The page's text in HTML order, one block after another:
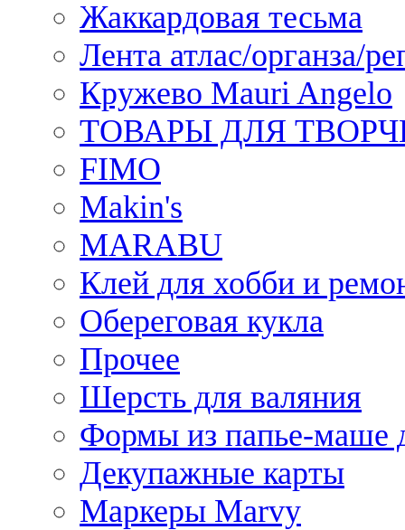
Жаккардовая тесьма
Лента атлас/органза/
Кружево Mauri Angelo
ТОВАРЫ ДЛЯ
FIMO
Makin's
MARABU
Клей для хобби и
Обереговая кукла
Прочее
Шерсть для валяния
Формы из папье-маше
Декупажные карты
Маркеры Marvy